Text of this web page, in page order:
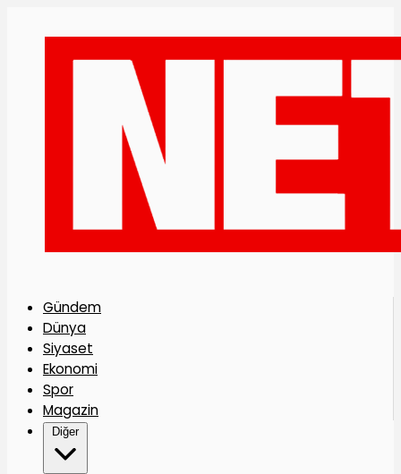
Gündem
Dünya
Siyaset
Ekonomi
Spor
Magazin
Diğer